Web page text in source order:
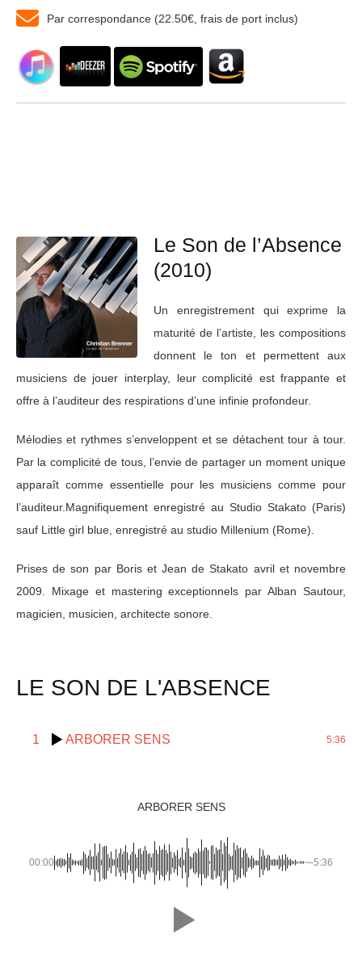
Par correspondance (22.50€, frais de port inclus)
Le Son de l’Absence
(2010)
Un enregistrement qui exprime la
maturité de l’artiste, les compositions
donnent le ton et permettent aux
musiciens de jouer interplay, leur complicité est frappante et
offre à l’auditeur des respirations d’une infinie profondeur.
Mélodies et rythmes s’enveloppent et se détachent tour à tour.
Par la complicité de tous, l’envie de partager un moment unique
apparaît comme essentielle pour les musiciens comme pour
l’auditeur.Magnifiquement enregistré au Studio Stakato (Paris)
sauf Little girl blue, enregistré au studio Millenium (Rome).
Prises de son par Boris et Jean de Stakato avril et novembre
2009. Mixage et mastering exceptionnels par Alban Sautour,
magicien, musicien, architecte sonore.
LE SON DE L'ABSENCE
1 ARBORER SENS 5:36
ARBORER SENS
00:00 -5:36